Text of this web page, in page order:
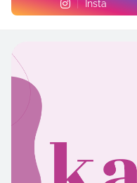
Insta